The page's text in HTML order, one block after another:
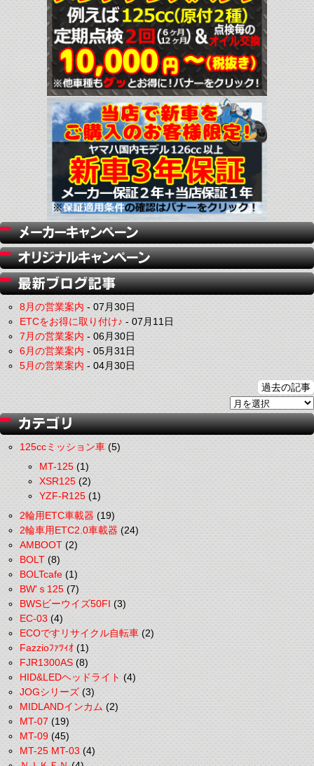
8月の営業案内-07月30日
ETCをお得に取り付け♪-07月11日
7月の営業案内-06月30日
6月の営業案内-05月31日
5月の営業案内-04月30日
過去の記事
125ccミッション車(5)
MT-125(1)
XSR125(2)
YZF-R125(1)
2輪用ETC車載器(19)
2輪車用ETC2.0車載器(24)
AMBOOT(2)
BOLT(8)
BOLTcafe(1)
BW'ｓ125(7)
BWSビーウイズ50FI(3)
EC-03(4)
ECOですリサイクル自転車(2)
Fazzioﾌｧﾂｨｵ(1)
FJR1300AS(8)
HID&LEDヘッドライト(4)
JOGシリーズ(3)
MIDLANDインカム(2)
MT-07(19)
MT-09(45)
MT-25 MT-03(4)